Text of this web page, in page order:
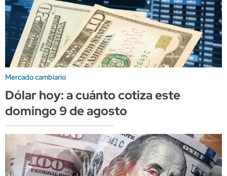
Mercado cambiario
Dólar hoy: a cuánto cotiza este
domingo 9 de agosto